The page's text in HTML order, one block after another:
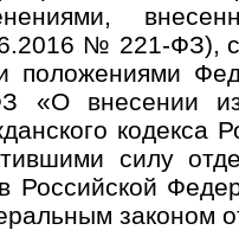
№ 221-ФЗ), с
положениями
«О внесении
кодекса
силу
Российской
законом